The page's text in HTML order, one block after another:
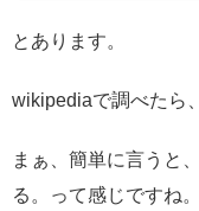
とあります。
wikipediaで調べたら
まぁ、簡単に言うと
る。って感じですね。